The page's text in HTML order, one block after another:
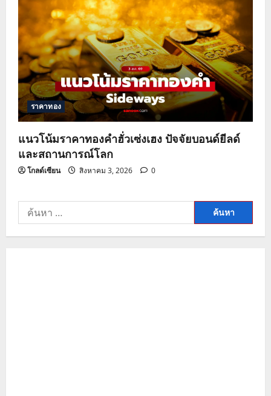
ราคาทอง
แนวโน้มราคาทองคำฮั่วเซ่งเฮง ปัจจัยบอนด์ยีลด์
และสถานการณ์โลก
โกลด์เซียน สิงหาคม 3, 2026 0
ค้นหา
สำหรับ: